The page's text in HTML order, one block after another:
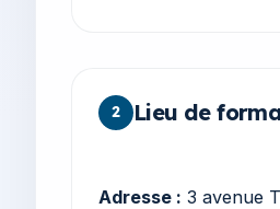
2 Lieu de
Adresse : 3 avenue